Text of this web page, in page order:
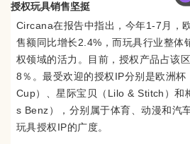
授权玩具销售坚挺
Circana在报告中指出，今年1-7月，
售额同比增长2.4%，而玩具行业整体
权领域的活力。
目前，授权产品占该
8％。最受欢迎的授权IP分别是欧洲
Cup）、星际宝贝（Lilo & Stitch）和
s Benz），分别属于体育、动漫和汽
玩具授权IP的广度。